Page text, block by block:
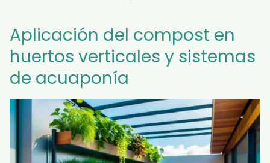
Aplicación del compost en
huertos verticales y sistemas
de acuaponía